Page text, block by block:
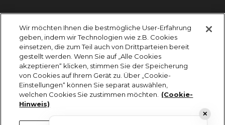
KARIKAALA ©2026 - Saily Food Service GmbH
Alle Rechte vorbehalten
✕
Wir möchten Ihnen die bestmögliche User-Erfahrung
geben, indem wir Technologien wie z.B. Cookies
einsetzen, die zum Teil auch von Drittparteien bereit
gestellt werden. Wenn Sie auf „Alle Cookies
akzeptieren“ klicken, stimmen Sie der Speicherung
von Cookies auf Ihrem Gerät zu. Über „Cookie-
Einstellungen“ können Sie separat auswählen,
welchen Cookies Sie zustimmen möchten.
(Cookie-
Hinweis)